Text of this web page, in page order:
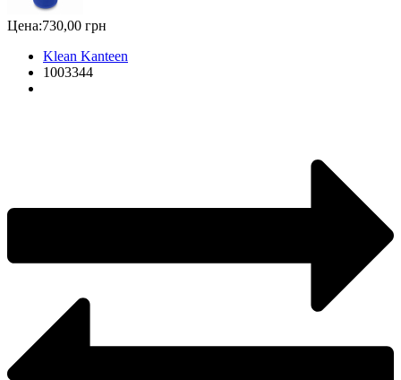
Цена:730,00 грн
Klean Kanteen
1003344